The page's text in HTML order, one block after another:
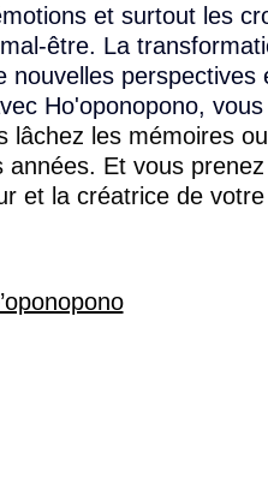
et surtout les
être. La
nouvelles perspectives
Ho'oponopono, vous
lâchez les mémoires
Et vous
et la créatrice de